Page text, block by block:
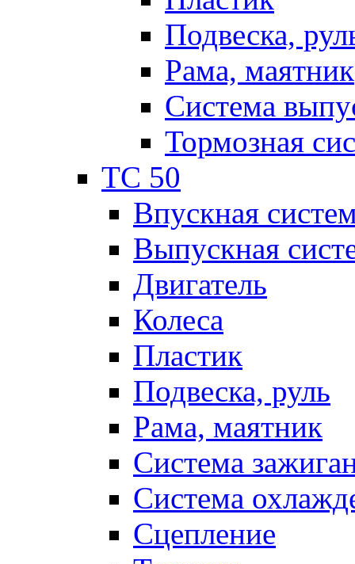
Подвеска,
Рама, маятник
Система
Тормозная
TC 50
Впускная
Выпускная
Двигатель
Колеса
Пластик
Подвеска, руль
Рама, маятник
Система
Система
Сцепление